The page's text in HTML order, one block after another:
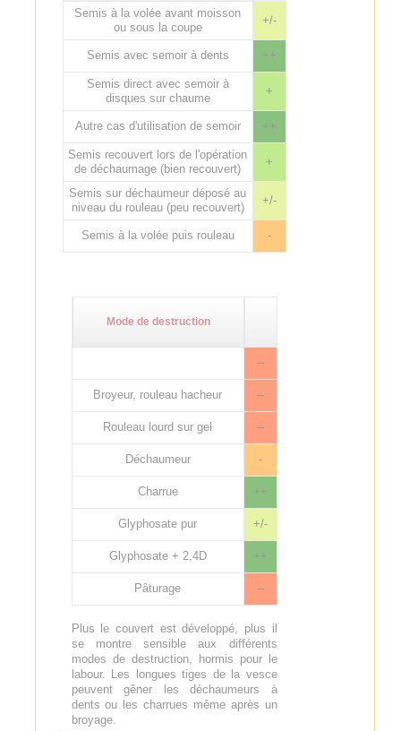
Semis à la volée avant moisson
ou sous la coupe
+/-
Semis avec semoir à dents ++
Semis direct avec semoir à
disques sur chaume
+
Autre cas d'utilisation de semoir ++
Semis recouvert lors de l'opération
de déchaumage (bien recouvert)
+
Semis sur déchaumeur déposé au
niveau du rouleau (peu recouvert)
+/-
Semis à la volée puis rouleau -
Mode de destruction
--
Broyeur, rouleau hacheur --
Rouleau lourd sur gel --
Déchaumeur -
Charrue ++
Glyphosate pur +/-
Glyphosate + 2,4D ++
Pâturage --
Plus le couvert est développé, plus il
se montre sensible aux différents
modes de destruction, hormis pour le
labour. Les longues tiges de la vesce
peuvent gêner les déchaumeurs à
dents ou les charrues même après un
broyage.